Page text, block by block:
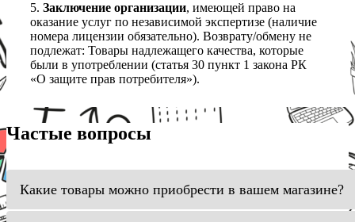
5. Заключение организации, имеющей право на
оказание услуг по независимой экспертизе (наличие
номера лицензии обязательно). Возврату/обмену не
подлежат: Товары надлежащего качества, которые
были в употреблении (статья 30 пункт 1 закона РК
«О защите прав потребителя»).
Частые вопросы
Какие товары можно приобрести в вашем магазине?